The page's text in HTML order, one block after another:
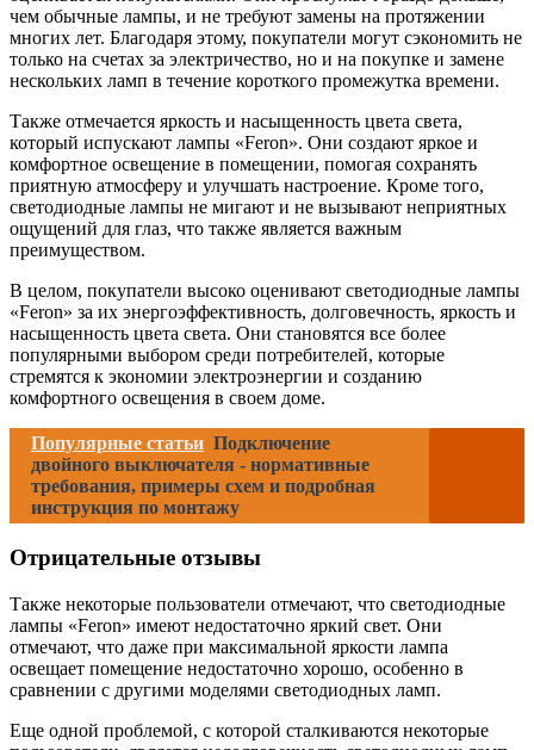
чем обычные лампы, и не требуют замены на протяжении
многих лет. Благодаря этому, покупатели могут сэкономить не
только на счетах за электричество, но и на покупке и замене
нескольких ламп в течение короткого промежутка времени.
Также отмечается яркость и насыщенность цвета света,
который испускают лампы «Feron». Они создают яркое и
комфортное освещение в помещении, помогая сохранять
приятную атмосферу и улучшать настроение. Кроме того,
светодиодные лампы не мигают и не вызывают неприятных
ощущений для глаз, что также является важным
преимуществом.
В целом, покупатели высоко оценивают светодиодные лампы
«Feron» за их энергоэффективность, долговечность, яркость и
насыщенность цвета света. Они становятся все более
популярными выбором среди потребителей, которые
стремятся к экономии электроэнергии и созданию
комфортного освещения в своем доме.
Популярные статьи Подключение
двойного выключателя - нормативные
требования, примеры схем и подробная
инструкция по монтажу
Отрицательные отзывы
Также некоторые пользователи отмечают, что светодиодные
лампы «Feron» имеют недостаточно яркий свет. Они
отмечают, что даже при максимальной яркости лампа
освещает помещение недостаточно хорошо, особенно в
сравнении с другими моделями светодиодных ламп.
Еще одной проблемой, с которой сталкиваются некоторые